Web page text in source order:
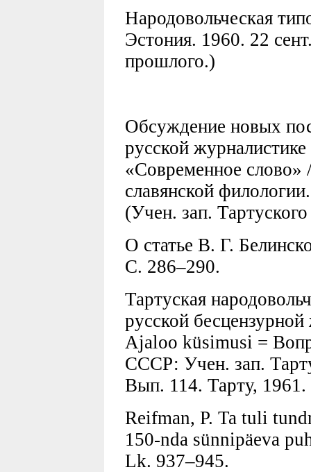
Народовольческая
Эстония. 1960. 22
прошлого.)
Обсуждение новых
русской журналистике
«Современное
славянской
(Учен. зап.
О статье В. Г.
С. 286–290.
Тартуская
русской
Ajaloo küsimusi =
СССР: Учен. зап.
Вып. 114. Тарту,
Reifman, P. Ta tuli
150-nda sünnipäeva
Lk. 937–945.